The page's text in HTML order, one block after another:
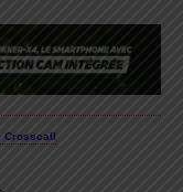
Crosscall